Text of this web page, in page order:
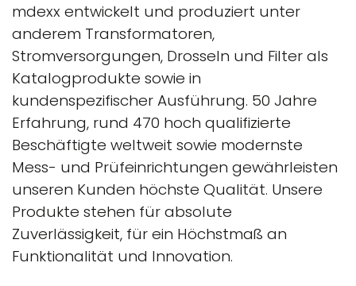
mdexx entwickelt und produziert unter
anderem Transformatoren,
Stromversorgungen, Drosseln und Filter als
Katalogprodukte sowie in
kundenspezifischer Ausführung. 50 Jahre
Erfahrung, rund 470 hoch qualifizierte
Beschäftigte weltweit sowie modernste
Mess- und Prüfeinrichtungen gewährleisten
unseren Kunden höchste Qualität. Unsere
Produkte stehen für absolute
Zuverlässigkeit, für ein Höchstmaß an
Funktionalität und Innovation.